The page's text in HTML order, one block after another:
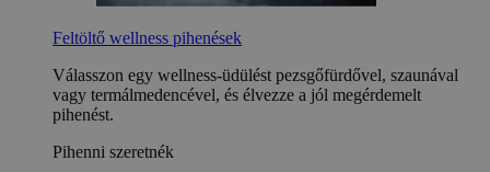
Feltöltő wellness pihenések
Válasszon egy wellness-üdülést pezsgőfürdővel, szaunával
vagy termálmedencével, és élvezze a jól megérdemelt
pihenést.
Pihenni szeretnék